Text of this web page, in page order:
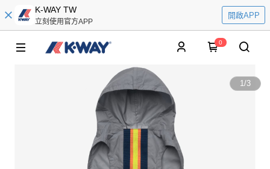
K-WAY TW
立刻使用官方APP
開啟APP
0
1/3